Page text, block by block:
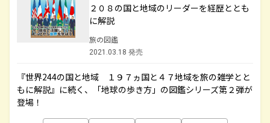
２０８の国と地域のリーダーを経歴ととも
に解説
旅の図鑑
2021.03.18 発売
『世界244の国と地域 １９７ヵ国と４７地域を旅の雑学とと
もに解説』に続く、「地球の歩き方」の図鑑シリーズ第２弾が
登場！